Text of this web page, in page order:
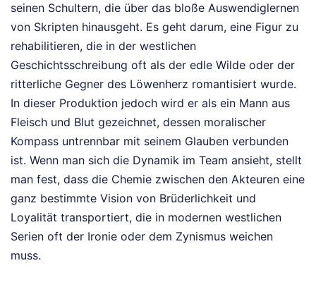
seinen Schultern, die über das bloße Auswendiglernen
von Skripten hinausgeht. Es geht darum, eine Figur zu
rehabilitieren, die in der westlichen
Geschichtsschreibung oft als der edle Wilde oder der
ritterliche Gegner des Löwenherz romantisiert wurde.
In dieser Produktion jedoch wird er als ein Mann aus
Fleisch und Blut gezeichnet, dessen moralischer
Kompass untrennbar mit seinem Glauben verbunden
ist. Wenn man sich die Dynamik im Team ansieht, stellt
man fest, dass die Chemie zwischen den Akteuren eine
ganz bestimmte Vision von Brüderlichkeit und
Loyalität transportiert, die in modernen westlichen
Serien oft der Ironie oder dem Zynismus weichen
muss.